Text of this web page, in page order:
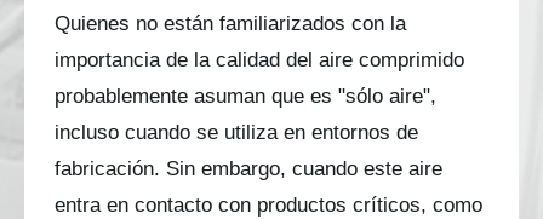
Quienes no están familiarizados con la
importancia de la calidad del aire comprimido
probablemente asuman que es "sólo aire",
incluso cuando se utiliza en entornos de
fabricación. Sin embargo, cuando este aire
entra en contacto con productos críticos, como